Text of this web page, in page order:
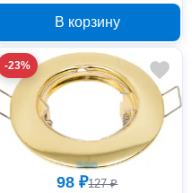
GU5.3 никель IT8093
В корзину
-23%
98 ₽127 ₽